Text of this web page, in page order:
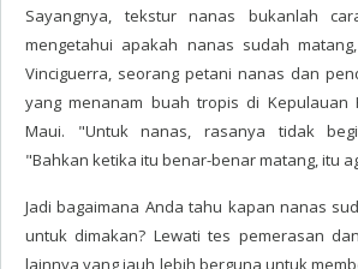
Sayangnya, tekstur nanas bukanlah
mengetahui apakah nanas sudah
Vinciguerra, seorang petani nanas dan
yang menanam buah tropis di Kepulauan
Maui. "Untuk nanas, rasanya tidak
"Bahkan ketika itu benar-benar matang, itu
Jadi bagaimana Anda tahu kapan nanas
untuk dimakan? Lewati tes pemerasan
lainnya yang jauh lebih berguna untuk